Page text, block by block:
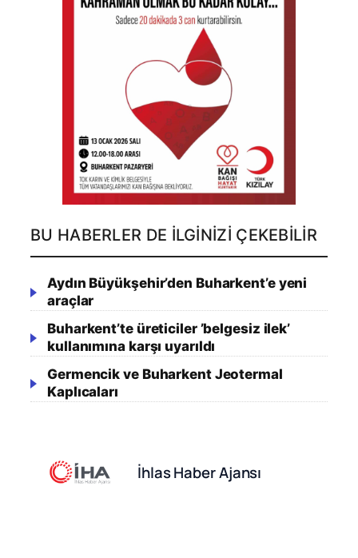
BU HABERLER DE İLGINIZI ÇEKEBILIR
Aydın Büyükşehir’den Buharkent’e yeni
araçlar
Buharkent’te üreticiler ’belgesiz ilek’
kullanımına karşı uyarıldı
Germencik ve Buharkent Jeotermal
Kaplıcaları
İhlas Haber Ajansı